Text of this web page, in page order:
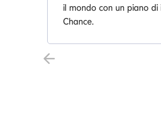
il mondo con un piano
Chance.
Precedente Slide